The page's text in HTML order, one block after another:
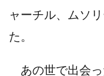
ャーチル、ムソ
た。
あの世で出会